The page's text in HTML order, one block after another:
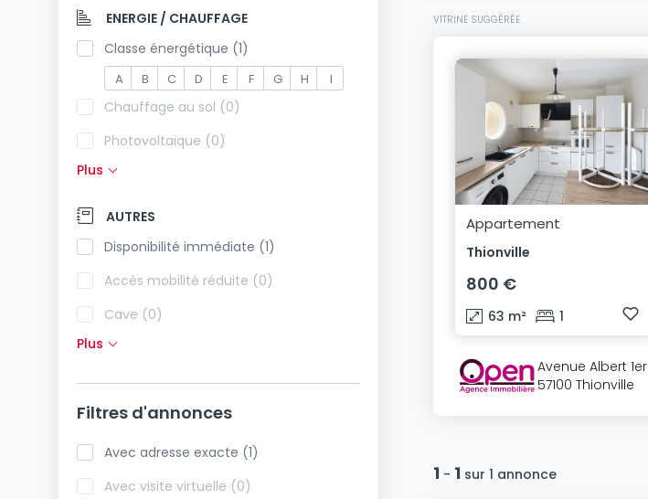
VITRINE SUGGÉRÉE
Appartement
Thionville
800 €
63 m² 1
Avenue Albert 1er
57100 Thionville
1 - 1 sur 1 annonce
Exposition sud (1)
Prise électrique dans le parking (0)
ENERGIE / CHAUFFAGE
Classe énergétique (1)
A B C D E F G H I
Chauffage au sol (0)
Photovoltaïque (0)
Panneaux solaires (0)
Pompe à chaleur (1)
Climatisation (1)
Fibre optique (1)
Plus
AUTRES
Disponibilité immédiate (1)
Accès mobilité réduite (0)
Cave (0)
Grenier (0)
Ascenseur (0)
Animaux acceptés (0)
Biens de vacances (0)
Plus
Filtres d'annonces
Avec adresse exacte (1)
Avec visite virtuelle (0)